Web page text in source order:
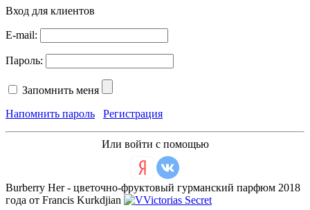
Вход для клиентов
E-mail:
Пароль:
Запомнить меня
Напомнить пароль
Регистрация
Или войти с помощью
Burberry Her - цветочно-фруктовый гурманский парфюм 2018
года от Francis Kurkdjian